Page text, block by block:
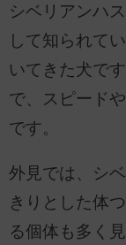
シベリアンハ
して知られて
いてきた犬で
で、スピード
です。
外見では、シ
きりとした体
る個体も多く